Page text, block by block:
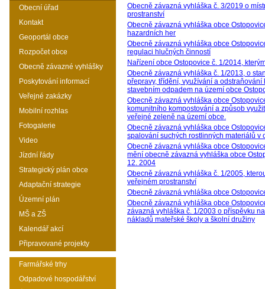
Obecní úřad
Kontakt
Geoportál obce
Rozpočet obce
Obecně závazné vyhlášky
Poskytování informací
Veřejné zakázky
Mobilní rozhlas
Fotogalerie
Video
Jízdní řády
Strategický plán obce
Adaptační strategie
Územní plán
MŠ a ZŠ
Kalendář akcí
Připravované projekty
Farmářské trhy
Odpadové hospodářství
Obecně závazná vyhláška č. 3/2019 o
prostranství
Obecně závazná vyhláška obce
hazardních her
Obecně závazná vyhláška obce
regulaci hlučných činností
Nařízení obce Ostopovice č. 1/2014,
Obecně závazná vyhláška č. 1/2013, o
přepravy, třídění, využívání a
stavebním odpadem na území obce
Obecně závazná vyhláška obce
komunitního kompostování a způsob
veřejné zeleně na území obce.
Obecně závazná vyhláška obce
spalování suchých rostlinných materiálů v
Obecně závazná vyhláška obce
mění obecně závazná vyhláška obce
12. 2004
Obecně závazná vyhláška č. 1/2005,
veřejném prostranství
Obecně závazná vyhláška obce
Obecně závazná vyhláška obce
závazná vyhláška č. 1/2003 o příspěvku
nákladů mateřské školy a školní družiny